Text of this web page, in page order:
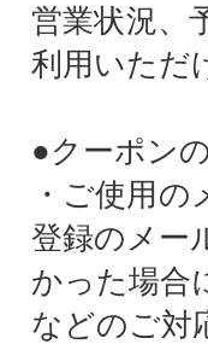
営業状況、
利用いただ
●クーポン
・ご使用
登録のメー
かった場合
などのご対